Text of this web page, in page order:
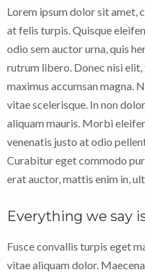
Lorem ipsum dolor sit amet,
at felis turpis. Quisque
odio sem auctor urna, quis
rutrum libero. Donec nisi
maximus accumsan magna.
vitae scelerisque. In non
aliquam mauris. Morbi
venenatis justo at odio
Curabitur eget commodo
erat auctor, mattis enim in,
Everything we say
Fusce convallis turpis eget
vitae aliquam dolor.